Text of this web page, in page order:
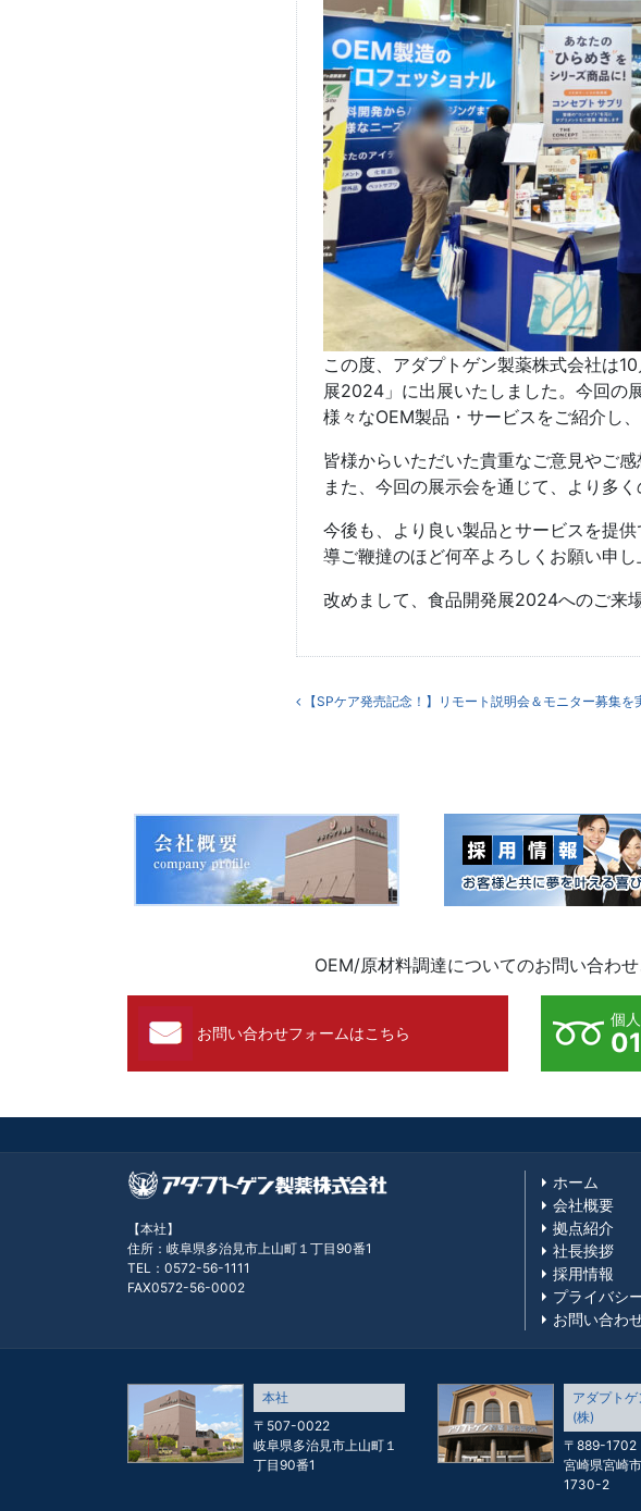
この度、アダプトゲン製薬株式会社は
展2024」に出展いたしました。今回の
様々なOEM製品・サービスをご紹介し
皆様からいただいた貴重なご意見やご
また、今回の展示会を通じて、より多
今後も、より良い製品とサービスを提
導ご鞭撻のほど何卒よろしくお願い申し
改めまして、食品開発展2024へのご来
投稿ナビゲーション
【SPケア発売記念！】リモート説明会＆モニター募集を
OEM/原材料調達についてのお問い合わ
お問い合わせフォームはこちら
個
【本社】
住所：岐阜県多治見市上山町１丁目90番1
TEL：0572-56-1111
FAX0572-56-0002
ホーム
会社概要
拠点紹介
社長挨拶
採用情報
プライバシ
お問い合わ
本社
〒507-0022
岐阜県多治見市上山町１
丁目90番1
アダプトゲ
(株)
〒889-1702
宮崎県宮崎
1730-2